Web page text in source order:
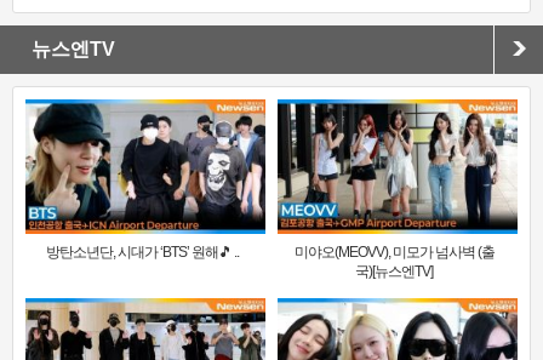
뉴스엔TV
방탄소년단, 시대가 ‘BTS’ 원해🎵 ..
미야오(MEOVV), 미모가 넘사벽 (출
국)[뉴스엔TV]